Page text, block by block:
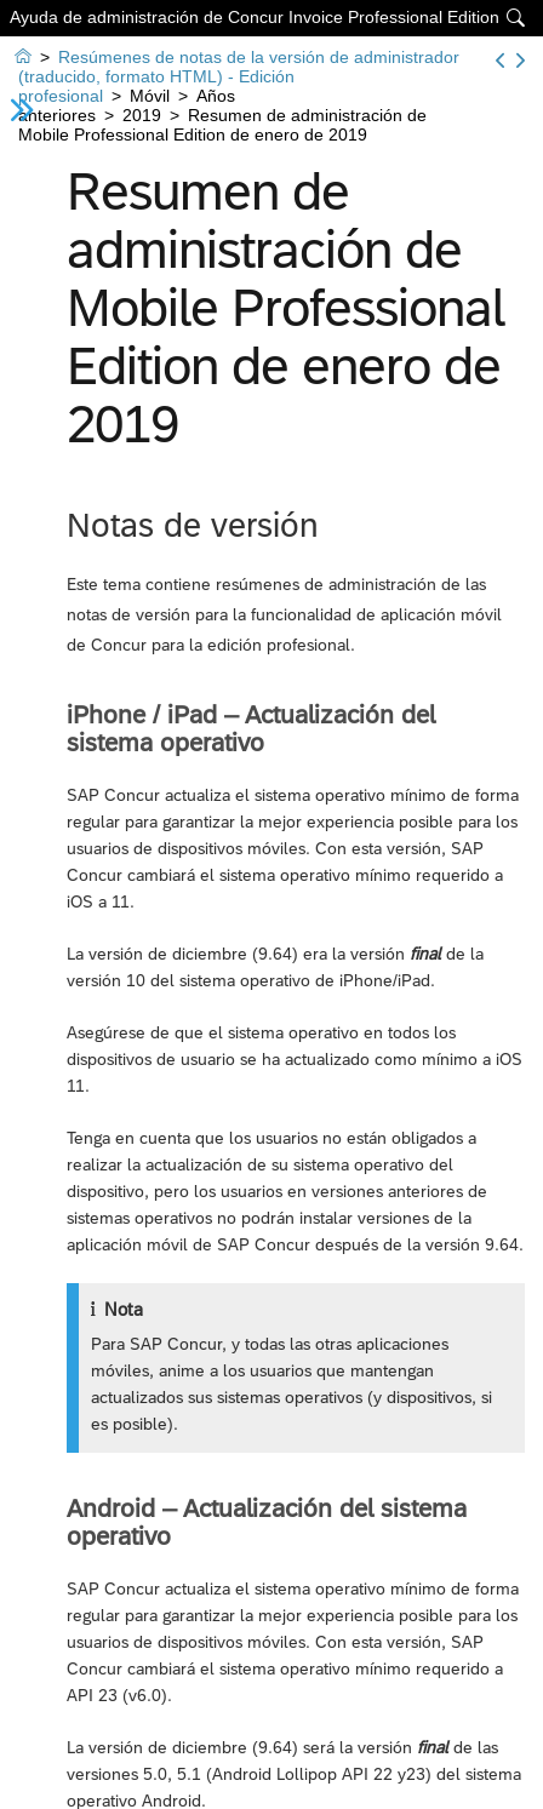

Ayuda de administración de Concur Invoice Professional Edition
 > Resúmenes de notas de la versión de administrador
(traducido, formato HTML) - Edición
profesional > Móvil > Años
anteriores > 2019 > Resumen de administración de
Mobile Professional Edition de enero de 2019
Resumen de
administración de
Mobile Professional
Edition de enero de
2019
Notas de versión
Este tema contiene resúmenes de administración de las
notas de versión para la funcionalidad de aplicación móvil
de Concur para la edición profesional.
iPhone / iPad – Actualización del
sistema operativo
SAP Concur actualiza el sistema operativo mínimo de forma
regular para garantizar la mejor experiencia posible para los
usuarios de dispositivos móviles. Con esta versión, SAP
Concur cambiará el sistema operativo mínimo requerido a
iOS a 11.
La versión de diciembre (9.64) era la versión finalde la
versión 10 del sistema operativo de iPhone/iPad.
Asegúrese de que el sistema operativo en todos los
dispositivos de usuario se ha actualizado como mínimo a iOS
11.
Tenga en cuenta que los usuarios no están obligados a
realizar la actualización de su sistema operativo del
dispositivo, pero los usuarios en versiones anteriores de
sistemas operativos no podrán instalar versiones de la
aplicación móvil de SAP Concur después de la versión 9.64.
Nota
Para SAP Concur, y todas las otras aplicaciones
móviles, anime a los usuarios que mantengan
actualizados sus sistemas operativos (y dispositivos, si
es posible).
Android – Actualización del sistema
operativo
SAP Concur actualiza el sistema operativo mínimo de forma
regular para garantizar la mejor experiencia posible para los
usuarios de dispositivos móviles. Con esta versión, SAP
Concur cambiará el sistema operativo mínimo requerido a
API 23 (v6.0).
La versión de diciembre (9.64) será la versión finalde las
versiones 5.0, 5.1 (Android Lollipop API 22 y23) del sistema
operativo Android.